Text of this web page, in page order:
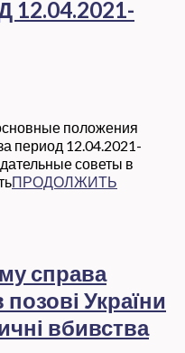
положения
период 12.04.2021-
советы в
ПРОДОЛЖИТЬ
справа
України
вбивства